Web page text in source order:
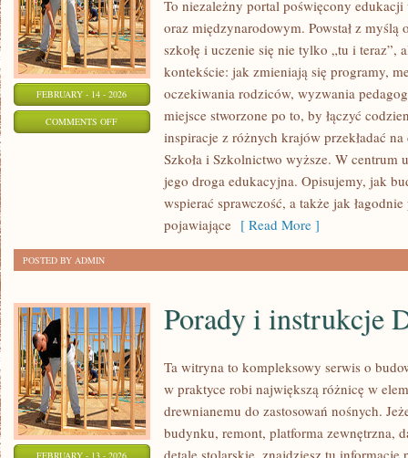
FEBRUARY - 14 - 2026
COMMENTS OFFON
To niezależny portal poświęcony
oraz międzynarodowym. Powstał z myślą
szkołę i uczenie się nie tylko „tu i teraz”,
kontekście: jak zmieniają się programy,
oczekiwania rodziców, wyzwania
miejsce stworzone po to, by łączyć
inspiracje z różnych krajów przekładać
Szkoła i Szkolnictwo wyższe. W centrum
jego droga edukacyjna. Opisujemy, jak
wspierać sprawczość, a także jak
pojawiające [ Read More ]
POSTED BY ADMIN
FEBRUARY - 13 - 2026
Porady i instrukcje
Ta witryna to kompleksowy serwis o
w praktyce robi największą różnicę w
drewnianemu do zastosowań nośnych.
budynku, remont, platforma zewnętrzna,
detale stolarskie, znajdziesz tu informacje